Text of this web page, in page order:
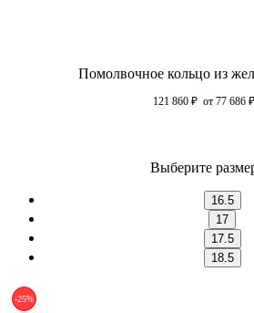
Помолвочное кольцо из
121 860 ₽ от 77 686 ₽
Выберите
16.5
17
17.5
18.5
-25%